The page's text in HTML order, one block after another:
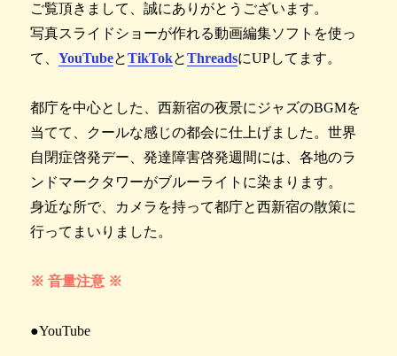
ご覧頂きまして、誠にありがとうございます。
写真スライドショーが作れる動画編集ソフトを使っ
て、YouTubeとTikTokとThreadsにUPしてます。
都庁を中心とした、西新宿の夜景にジャズのBGMを
当てて、クールな感じの都会に仕上げました。世界
自閉症啓発デー、発達障害啓発週間には、各地のラ
ンドマークタワーがブルーライトに染まります。
身近な所で、カメラを持って都庁と西新宿の散策に
行ってまいりました。
※ 音量注意 ※
●YouTube